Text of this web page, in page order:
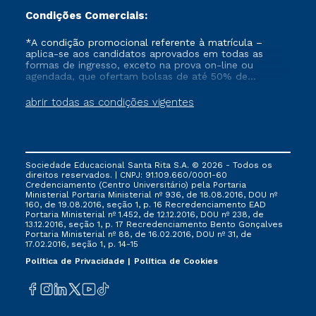
Condições Comerciais:
abrir todas as condições vigentes
*A condição promocional referente à matrícula –
aplica-se aos candidatos aprovados em todas as
formas de ingresso, exceto na prova on-line ou
agendada, que ofertam bolsas de até 50% de
que ainda não tenham efetivado e/ou não tenham
cancelado ou trancado sua matrícula em uma das
FIES, Prouni e outros programas governamentais, e
não se acumula com nenhuma outra campanha
ofertada pela Instituição.
Sociedade Educacional Santa Rita S.A. © 2026 - Todos os
direitos reservados. | CNPJ: 91.109.660/0001-60
Credenciamento (Centro Universitário) pela Portaria
Ministerial Portaria Ministerial nº 936, de 18.08.2016, DOU nº
160, de 19.08.2016, seção 1, p. 16 Recredenciamento EAD
Portaria Ministerial nº 1.452, de 12.12.2016, DOU nº 238, de
13.12.2016, seção 1, p. 17 Recredenciamento Bento Gonçalves
Portaria Ministerial nº 88, de 16.02.2016, DOU nº 31, de
17.02.2016, seção 1, p. 14-15
Política de Privacidade
Política de Cookies